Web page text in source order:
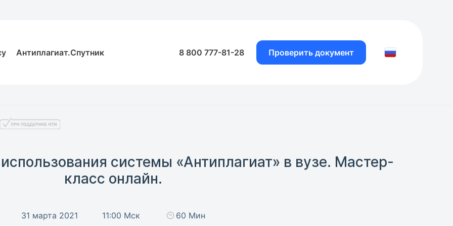
Антиплагиат.Спутник 8 800 777-81-28 Проверить документ
системы «Антиплагиат» в вузе. Мастер-
класс онлайн.
31 марта 2021 11:00 Мск 60 Мин